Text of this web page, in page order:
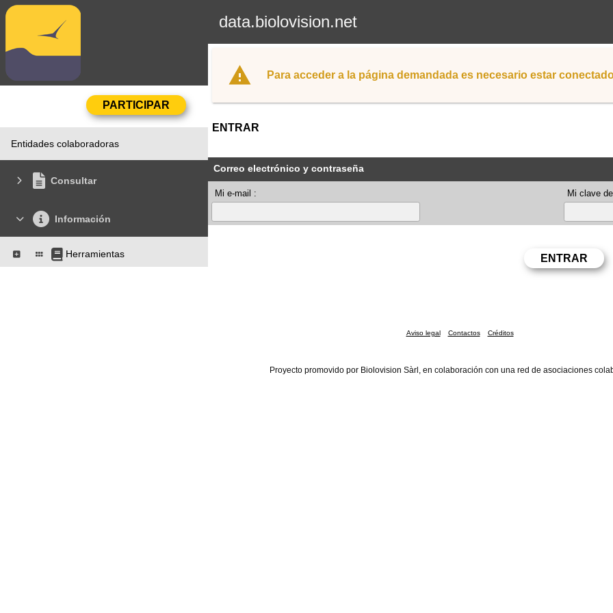
data.biolovision.net
Entidades colaboradoras
Consultar
Información
Herramientas
Para acceder a la página demandada es necesario estar
ENTRAR
Correo electrónico y contraseña
Mi e-mail : Mi clave
Aviso legal Contactos Créditos
Proyecto promovido por Biolovision Sàrl, en colaboración con una red de asociaciones